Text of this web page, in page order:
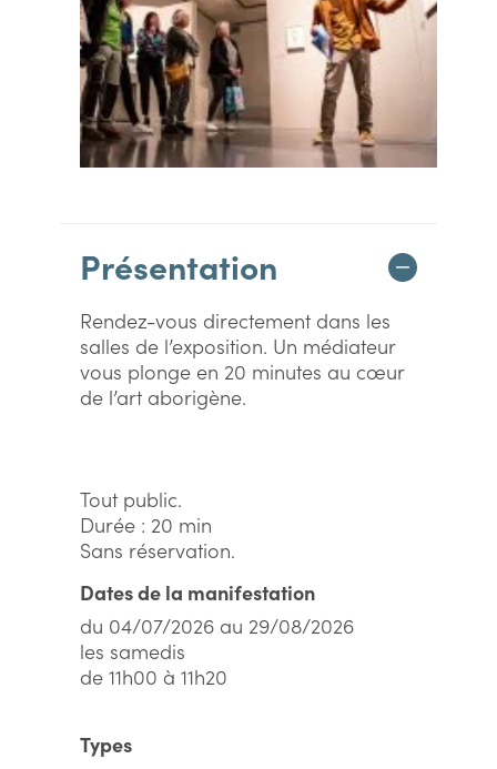
Présentation
Rendez-vous directement dans les
salles de l’exposition. Un médiateur
vous plonge en 20 minutes au cœur
de l’art aborigène.
Tout public.
Durée : 20 min
Sans réservation.
Dates de la manifestation
du 04/07/2026 au 29/08/2026
les samedis
de 11h00 à 11h20
Types